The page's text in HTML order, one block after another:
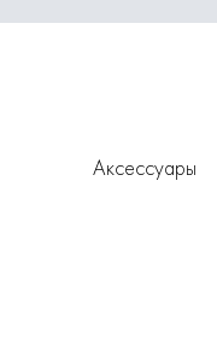
Аксессуары